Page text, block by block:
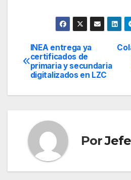
Navegación
de
entradas
INEA entrega ya
certificados de
primaria y secundaria
digitalizados en LZC
Por